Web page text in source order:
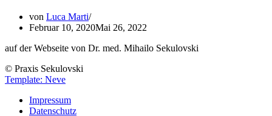
von Luca Marti
Februar 10, 2020Mai 26, 2022
auf der Webseite von Dr. med. Mihailo Sekulovski
© Praxis Sekulovski
Template: Neve
Impressum
Datenschutz